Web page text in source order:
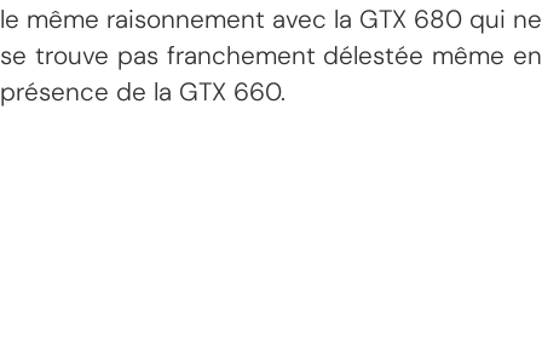
le même raisonnement avec la GTX 680 qui ne
se trouve pas franchement délestée même en
présence de la GTX 660.